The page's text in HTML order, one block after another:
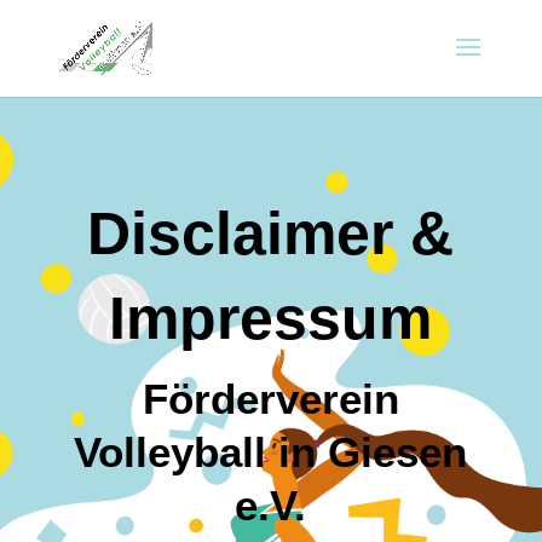
Disclaimer &
Impressum
Förderverein
Volleyball in Giesen
e.V.